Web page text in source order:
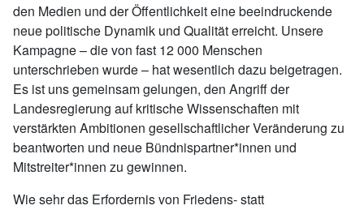
den Medien und der Öffentlichkeit eine beeindruckende
neue politische Dynamik und Qualität erreicht. Unsere
Kampagne – die von fast 12 000 Menschen
unterschrieben wurde – hat wesentlich dazu beigetragen.
Es ist uns gemeinsam gelungen, den Angriff der
Landesregierung auf kritische Wissenschaften mit
verstärkten Ambitionen gesellschaftlicher Veränderung zu
beantworten und neue Bündnispartner*innen und
Mitstreiter*innen zu gewinnen.
Wie sehr das Erfordernis von Friedens- statt